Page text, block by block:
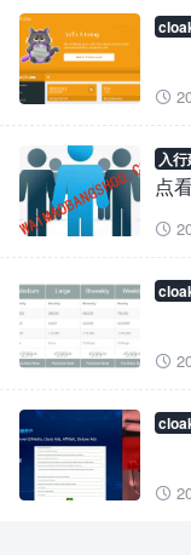

入
点


